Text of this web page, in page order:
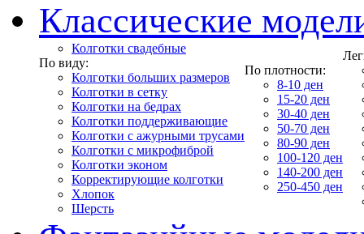
Классические
Колготки свадебные
По виду:
Колготки больших размеров
Колготки в сетку
Колготки на бедрах
Колготки поддерживающие
Колготки с ажурными трусами
Колготки с микрофиброй
Колготки эконом
Корректирующие колготки
Хлопок
Шерсть
По плотности:
8-10 ден
15-20 ден
30-40 ден
50-70 ден
80-90 ден
100-120 ден
140-200 ден
250-450 ден